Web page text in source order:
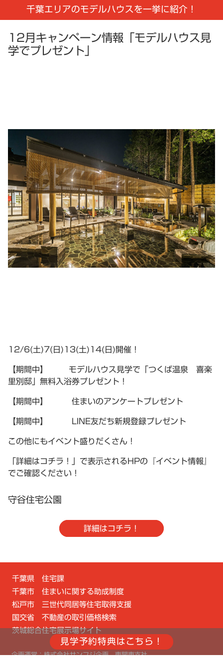
千葉エリアのモデルハウスを一挙に紹介！
12月キャンペーン情報「モデルハウス見
学でプレゼント」
12/6(土)7(日)13(土)14(日)開催！
【期間中】 モデルハウス見学で「つくば温泉 喜楽
里別邸」無料入浴券プレゼント！
【期間中】 住まいのアンケートプレゼント
【期間中】 LINE友だち新規登録プレゼント
この他にもイベント盛りだくさん！
「詳細はコチラ！」で表示されるHPの『イベント情報』
でご確認ください！
守谷住宅公園
詳細はコチラ！
千葉県 住宅課
千葉市 住まいに関する助成制度
松戸市 三世代同居等住宅取得支援
国交省 不動産の取引価格検索
茨城総合住宅展示場サイト
企画運営：株式会社サンフジ企画 東関東支社